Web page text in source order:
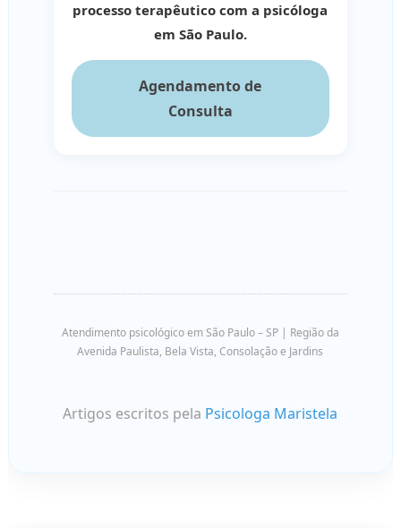
processo terapêutico com a psicóloga
em São Paulo.
Agendamento de
Consulta
Atendimento psicológico em São Paulo – SP | Região da
Avenida Paulista, Bela Vista, Consolação e Jardins
Artigos escritos pela Psicologa Maristela